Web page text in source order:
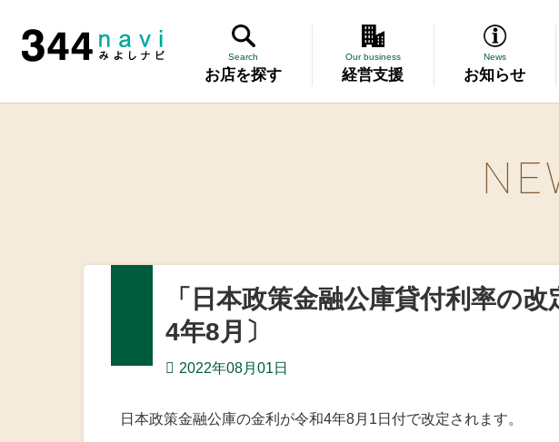
344 Navi
Search
お店を探す
Our business
経営支援
労働保険事務委託
火災共済制度
News
お知らせ
「日本政策金融公庫貸付利率の
4年8月〕
2022年08月01日
日本政策金融公庫の金利が令和4年8月1日付で改定されます。